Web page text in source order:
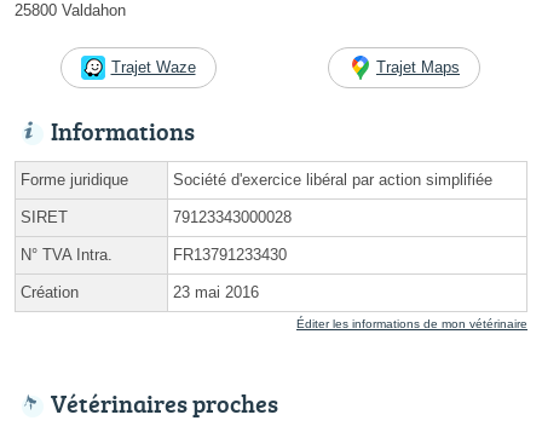
25800 Valdahon
Trajet Waze Trajet Maps
Informations
Forme juridique Société d'exercice libéral par action simplifiée
SIRET 79123343000028
N° TVA Intra. FR13791233430
Création 23 mai 2016
Éditer les informations de mon vétérinaire
Vétérinaires proches